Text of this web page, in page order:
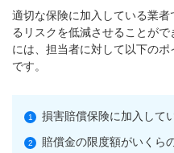
適切な保険に加入している業
るリスクを低減させることが
には、担当者に対して以下の
です。
損害賠償保険に加入して
賠償金の限度額がいくら